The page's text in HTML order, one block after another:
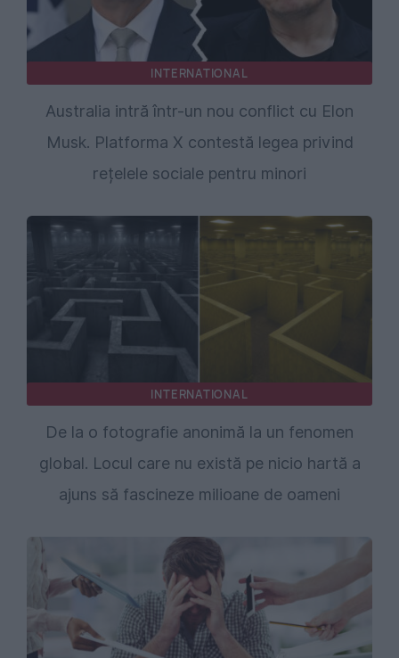
INTERNATIONAL
Australia intră într-un nou conflict cu Elon
Musk. Platforma X contestă legea privind
rețelele sociale pentru minori
INTERNATIONAL
De la o fotografie anonimă la un fenomen
global. Locul care nu există pe nicio hartă a
ajuns să fascineze milioane de oameni